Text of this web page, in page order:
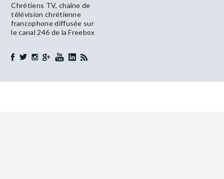
Chrétiens TV, chaîne de
télévision chrétienne
francophone diffusée sur
le canal 246 de la Freebox